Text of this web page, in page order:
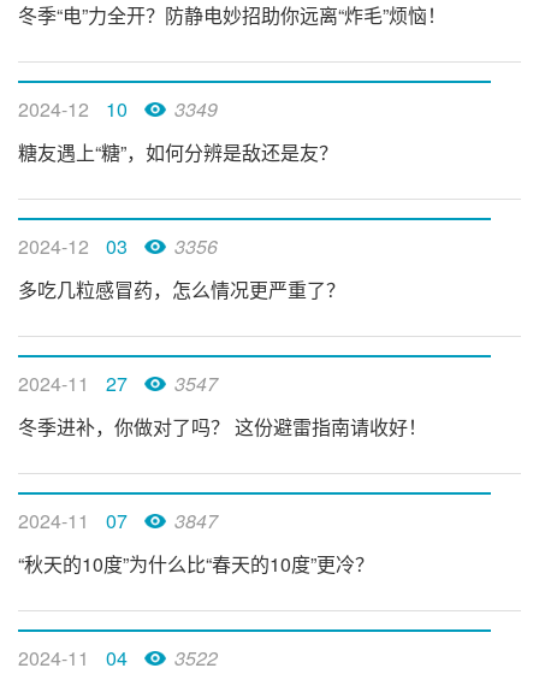
冬季“电”力全开？防静电妙招助你远离“炸毛”烦恼！
2024-12 10
3349
糖友遇上“糖”，如何分辨是敌还是友？
2024-12 03
3356
多吃几粒感冒药，怎么情况更严重了？
2024-11 27
3547
冬季进补，你做对了吗？ 这份避雷指南请收好！
2024-11 07
3847
“秋天的10度”为什么比“春天的10度”更冷？
2024-11 04
3522